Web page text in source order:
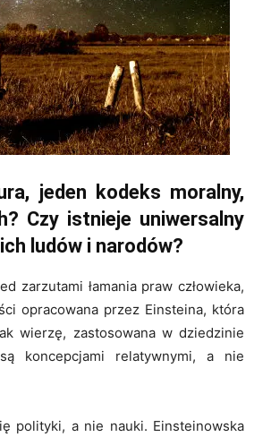
jeden kodeks moralny,
Czy istnieje uniwersalny
ludów i narodów?
zarzutami łamania praw człowieka,
opracowana przez Einsteina, która
wierzę, zastosowana w dziedzinie
koncepcjami relatywnymi, a nie
polityki, a nie nauki. Einsteinowska